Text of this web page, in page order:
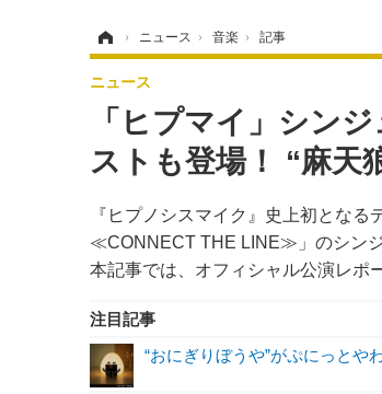
› ニュース › 音楽 › 記事
「ヒプマイ」シン
ストも登場！ “麻天
『ヒプノシスマイク』史上初とな
≪CONNECT THE LINE≫」のシンジ
本記事では、オフィシャル公演レポ
ニュース
注目記事
“おにぎりぼうや”がぷにっと